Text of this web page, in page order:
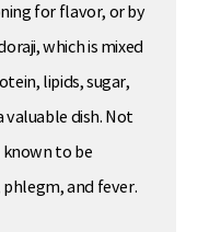
for flavor, or by
which is mixed
lipids, sugar,
valuable dish. Not
known to be
and fever.